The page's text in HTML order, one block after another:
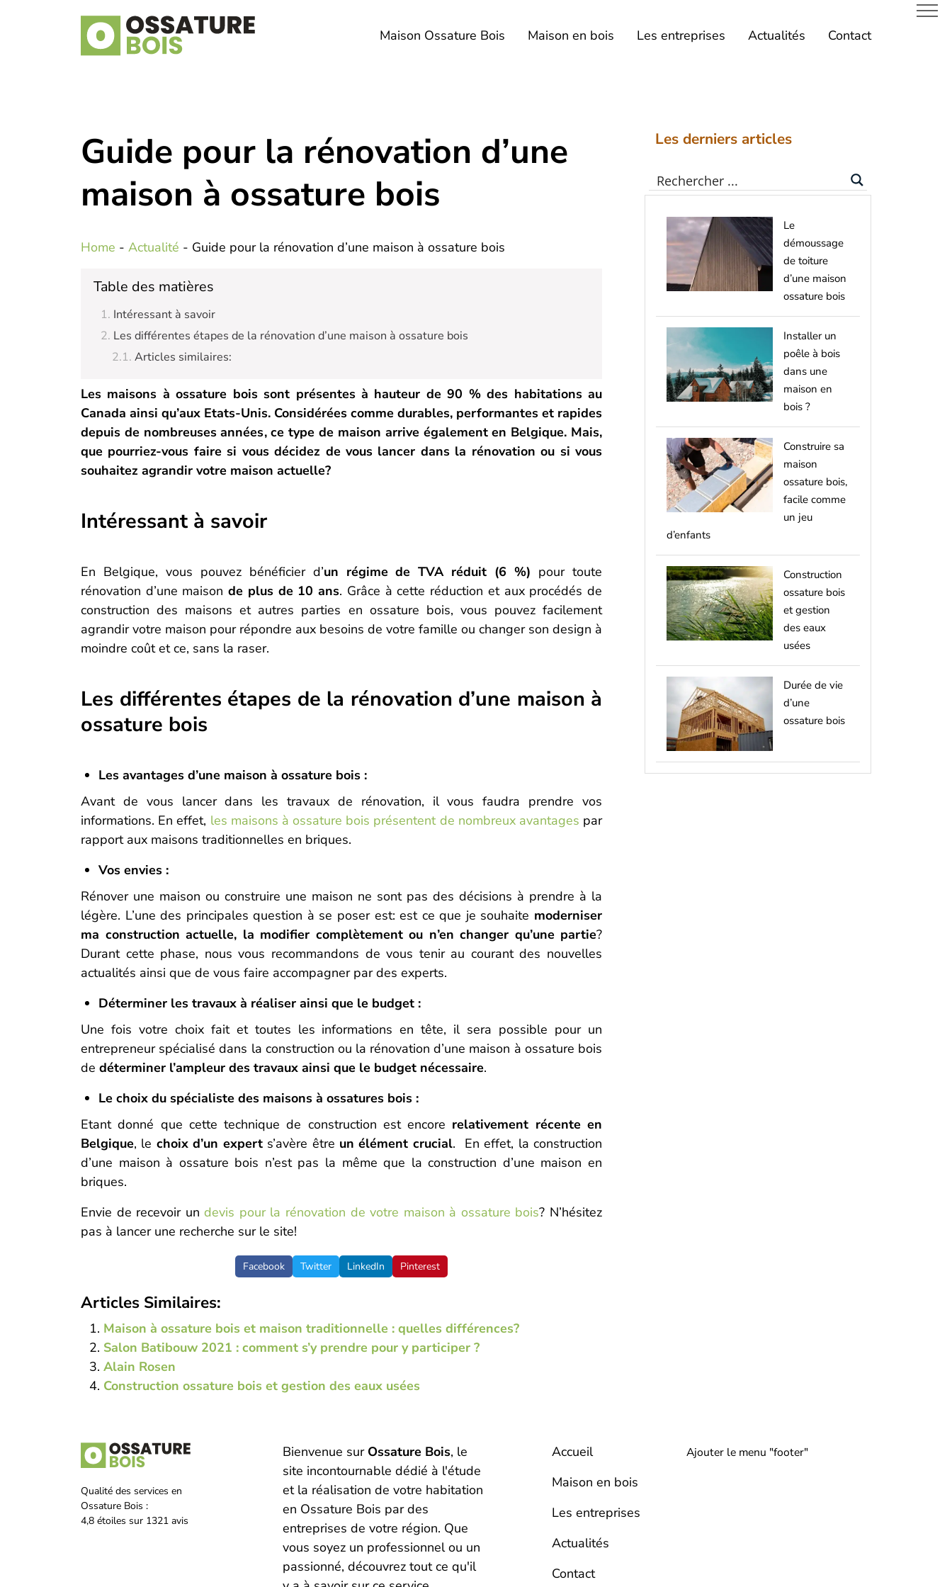
Maison Ossature Bois Maison en bois Les entreprises Actualités Contact
Guide pour la rénovation d’une
maison à ossature bois
Home - Actualité - Guide pour la rénovation d’une maison à ossature bois
Table des matières
Intéressant à savoir
Les différentes étapes de la rénovation d’une maison à ossature bois
Articles similaires:
Les maisons à ossature bois sont présentes à hauteur de 90 % des habitations au
Canada ainsi qu’aux Etats-Unis. Considérées comme durables, performantes et rapides
depuis de nombreuses années, ce type de maison arrive également en Belgique. Mais,
que pourriez-vous faire si vous décidez de vous lancer dans la rénovation ou si vous
souhaitez agrandir votre maison actuelle?
Intéressant à savoir
En Belgique, vous pouvez bénéficier d’un régime de TVA réduit (6 %) pour toute
rénovation d’une maisonde plus de 10 ans. Grâce à cette réduction et aux procédés de
construction des maisons et autres parties en ossature bois, vous pouvez facilement
agrandir votre maison pour répondre aux besoins de votre famille ou changer son design à
moindre coût et ce, sans la raser.
Les différentes étapes de la rénovation d’une maison à
ossature bois
Les avantages d’une maison à ossature bois :
Avant de vous lancer dans les travaux de rénovation, il vous faudra prendre vos
informations. En effet, les maisons à ossature bois présentent de nombreux avantages par
rapport aux maisons traditionnelles en briques.
Vos envies :
Rénover une maison ou construire une maison ne sont pas des décisions à prendre à la
légère. L’une des principales question à se poser est: est ce que je souhaite moderniser
ma construction actuelle, la modifier complètement ou n’en changer qu’une partie?
Durant cette phase, nous vous recommandons de vous tenir au courant des nouvelles
actualités ainsi que de vous faire accompagner par des experts.
Déterminer les travaux à réaliser ainsi que le budget :
Une fois votre choix fait et toutes les informations en tête, il sera possible pour un
entrepreneur spécialisé dans la construction ou la rénovation d’une maison à ossature bois
de déterminer l’ampleur des travaux ainsi que le budget nécessaire.
Le choix du spécialiste des maisons à ossatures bois :
Etant donné que cette technique de construction est encore relativement récente en
Belgique, le choix d’un experts’avère être un élément crucial. En effet, la construction
d’une maison à ossature bois n’est pas la même que la construction d’une maison en
briques.
Envie de recevoir undevis pour la rénovation de votre maison à ossature bois? N’hésitez
pas à lancer une recherche sur le site!
Facebook Twitter LinkedIn Pinterest
Articles Similaires:
Maison à ossature bois et maison traditionnelle : quelles différences?
Salon Batibouw 2021 : comment s’y prendre pour y participer ?
Alain Rosen
Construction ossature bois et gestion des eaux usées
Les derniers articles
Le
démoussage
de toiture
d’une maison
ossature bois
Installer un
poêle à bois
dans une
maison en
bois ?
Construire sa
maison
ossature bois,
facile comme
un jeu
d’enfants
Construction
ossature bois
et gestion
des eaux
usées
Durée de vie
d’une
ossature bois
Qualité des services en
Ossature Bois :
4,8 étoiles sur 1321 avis
Bienvenue sur Ossature Bois, le
site incontournable dédié à l'étude
et la réalisation de votre habitation
en Ossature Bois par des
entreprises de votre région. Que
vous soyez un professionnel ou un
passionné, découvrez tout ce qu'il
Accueil
Maison en bois
Les entreprises
Actualités
Contact
Ajouter le menu "footer"
CONTACT